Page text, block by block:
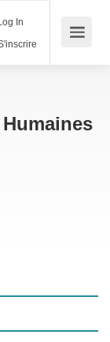
Log In